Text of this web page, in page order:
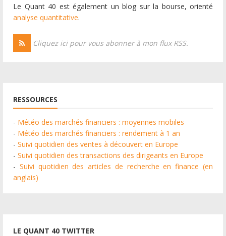
Le Quant 40 est également un blog sur la bourse, orienté
analyse quantitative.
Cliquez ici pour vous abonner à mon flux RSS.
RESSOURCES
- Météo des marchés financiers : moyennes mobiles
- Météo des marchés financiers : rendement à 1 an
- Suivi quotidien des ventes à découvert en Europe
- Suivi quotidien des transactions des dirigeants en Europe
- Suivi quotidien des articles de recherche en finance (en
anglais)
LE QUANT 40 TWITTER